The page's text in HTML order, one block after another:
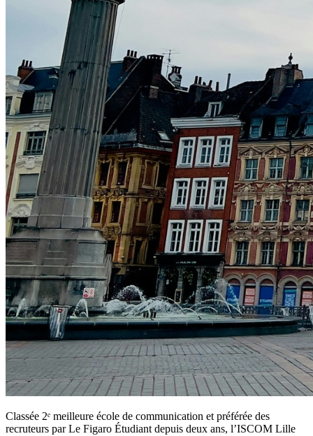
Classée 2ᵉ meilleure école de communication et préférée des
recruteurs par Le Figaro Étudiant depuis deux ans, l’ISCOM Lille